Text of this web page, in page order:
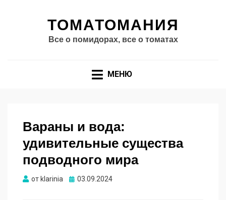
ТОМАТОМАНИЯ
Все о помидорах, все о томатах
МЕНЮ
Вараны и вода:
удивительные существа
подводного мира
от klarinia Опубликовано
03.09.2024